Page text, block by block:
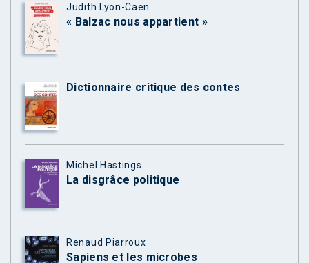
Judith Lyon-Caen
« Balzac nous appartient »
Dictionnaire critique des contes
Michel Hastings
La disgrâce politique
Renaud Piarroux
Sapiens et les microbes